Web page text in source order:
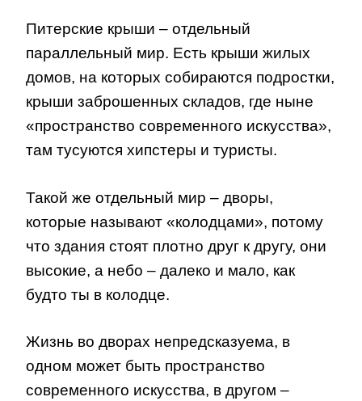
Питерские крыши – отдельный
параллельный мир. Есть крыши жилых
домов, на которых собираются подростки,
крыши заброшенных складов, где ныне
«пространство современного искусства»,
там тусуются хипстеры и туристы.
Такой же отдельный мир – дворы,
которые называют «колодцами», потому
что здания стоят плотно друг к другу, они
высокие, а небо – далеко и мало, как
будто ты в колодце.
Жизнь во дворах непредсказуема, в
одном может быть пространство
современного искусства, в другом –